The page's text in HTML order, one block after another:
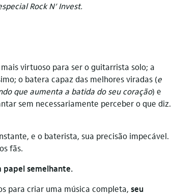
Rock N’ Invest.
virtuoso para ser o guitarrista solo; a
o batera capaz das melhores viradas (e
que aumenta a batida do seu coração) e
sem necessariamente perceber o que diz.
e o baterista, sua precisão impecável.
fãs.
papel semelhante.
para criar uma música completa, seu